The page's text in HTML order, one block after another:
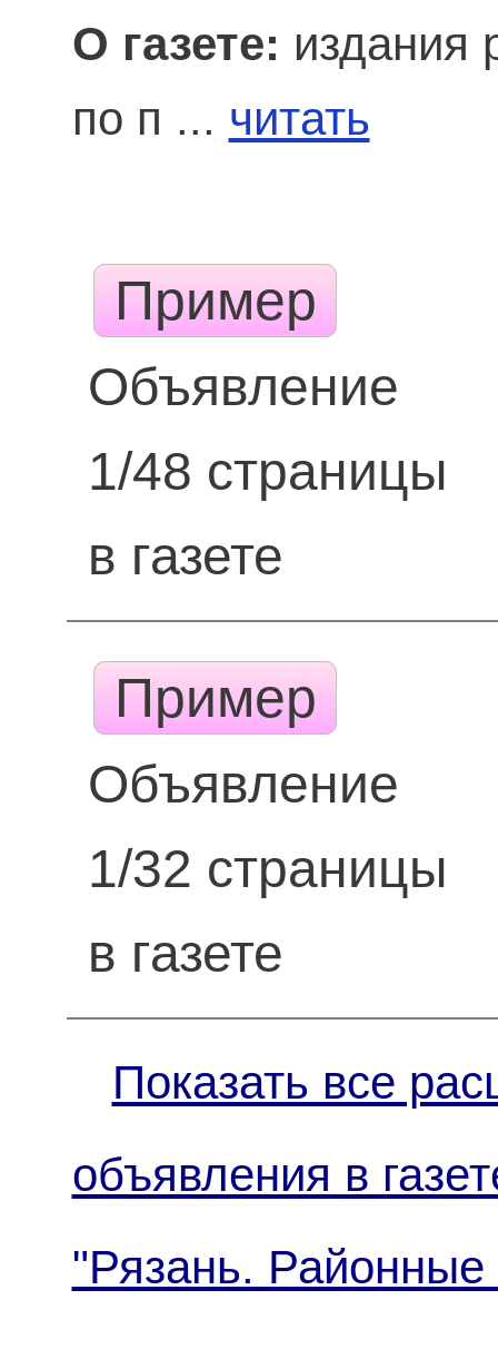
О газете: издания
по п ... читать
Пример
Объявление
1/48 страницы
в газете
Пример
Объявление
1/32 страницы
в газете
Показать все
объявления в
"Рязань. Районные